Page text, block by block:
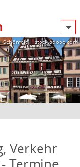
Schönfeld – stock.adobe.com
Verkehr